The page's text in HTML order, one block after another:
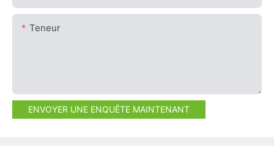
Teneur
ENVOYER UNE ENQUÊTE MAINTENANT